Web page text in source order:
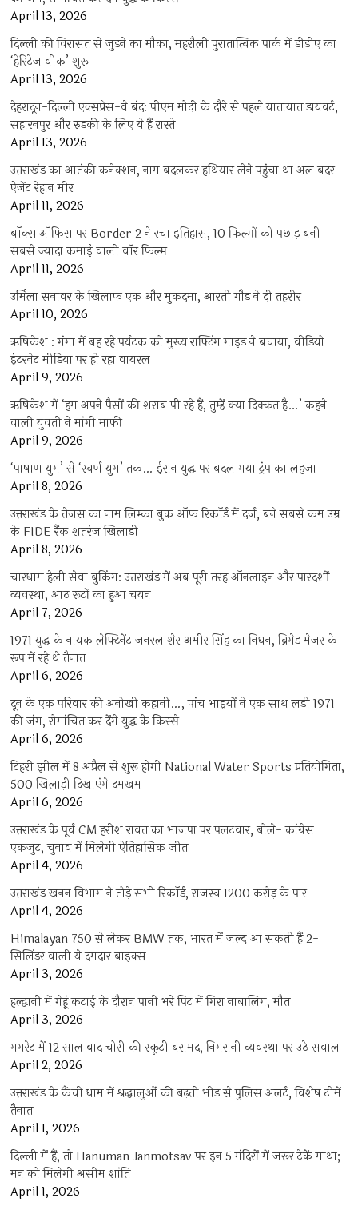
April 13, 2026
दिल्ली की विरासत से जुड़ने का मौका, महरौली पुरातात्विक पार्क में डीडीए का
‘हेरिटेज वीक’ शुरू
April 13, 2026
देहरादून-दिल्ली एक्सप्रेस-वे बंद: पीएम मोदी के दौरे से पहले यातायात डायवर्ट,
सहारनपुर और रुड़की के लिए ये हैं रास्ते
April 13, 2026
उत्तराखंड का आतंकी कनेक्शन, नाम बदलकर हथियार लेने पहुंचा था अल बदर
ऐजेंट रेहान मीर
April 11, 2026
बॉक्स ऑफिस पर Border 2 ने रचा इतिहास, 10 फिल्मों को पछाड़ बनी
सबसे ज्यादा कमाई वाली वॉर फिल्म
April 11, 2026
उर्मिला सनावर के खिलाफ एक और मुकदमा, आरती गौड़ ने दी तहरीर
April 10, 2026
ऋषिकेश : गंगा में बह रहे पर्यटक को मुख्य राफ्टिंग गाइड ने बचाया, वीडियो
इंटरनेट मीडिया पर हो रहा वायरल
April 9, 2026
ऋषिकेश में ‘हम अपने पैसों की शराब पी रहे हैं, तुम्हें क्या दिक्कत है…’ कहने
वाली युवती ने मांगी माफी
April 9, 2026
‘पाषाण युग’ से ‘स्वर्ण युग’ तक… ईरान युद्ध पर बदल गया ट्रंप का लहजा
April 8, 2026
उत्तराखंड के तेजस का नाम लिम्का बुक ऑफ रिकॉर्ड में दर्ज, बने सबसे कम उम्र
के FIDE रैंक शतरंज खिलाड़ी
April 8, 2026
चारधाम हेली सेवा बुकिंग: उत्तराखंड में अब पूरी तरह ऑनलाइन और पारदर्शी
व्यवस्था, आठ रूटों का हुआ चयन
April 7, 2026
1971 युद्ध के नायक लेफ्टिनेंट जनरल शेर अमीर सिंह का निधन, ब्रिगेड मेजर के
रूप में रहे थे तैनात
April 6, 2026
दून के एक परिवार की अनोखी कहानी…, पांच भाइयों ने एक साथ लड़ी 1971
की जंग, रोमांचित कर देंगे युद्ध के किस्से
April 6, 2026
टिहरी झील में 8 अप्रैल से शुरू होगी National Water Sports प्रतियोगिता,
500 खिलाड़ी दिखाएंगे दमखम
April 6, 2026
उत्तराखंड के पूर्व CM हरीश रावत का भाजपा पर पलटवार, बोले- कांग्रेस
एकजुट, चुनाव में मिलेगी ऐतिहासिक जीत
April 4, 2026
उत्तराखंड खनन विभाग ने तोड़े सभी रिकॉर्ड, राजस्व 1200 करोड़ के पार
April 4, 2026
Himalayan 750 से लेकर BMW तक, भारत में जल्द आ सकती हैं 2-
सिलिंडर वाली ये दमदार बाइक्स
April 3, 2026
हल्द्वानी में गेहूं कटाई के दौरान पानी भरे पिट में गिरा नाबालिग, मौत
April 3, 2026
गगरेट में 12 साल बाद चोरी की स्कूटी बरामद, निगरानी व्यवस्था पर उठे सवाल
April 2, 2026
उत्तराखंड के कैंची धाम में श्रद्धालुओं की बढ़ती भीड़ से पुलिस अलर्ट, विशेष टीमें
तैनात
April 1, 2026
दिल्ली में हैं, तो Hanuman Janmotsav पर इन 5 मंदिरों में जरूर टेकें माथा;
मन को मिलेगी असीम शांति
April 1, 2026